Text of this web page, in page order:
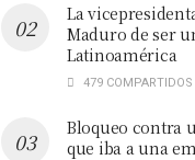
La
Maduro de ser
Latinoamérica
479 COMPARTIDOS
Bloqueo contra
que iba a una